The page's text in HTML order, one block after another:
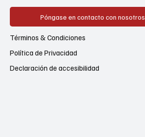
Póngase en contacto con nosotros
Política de Privacidad
Términos & Condiciones
Declaración de accesibilidad